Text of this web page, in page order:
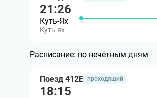
21:26
Куть-Ях
Куть-ях
Расписание: по нечётным дням
Поезд 412Е проходящий
18:15